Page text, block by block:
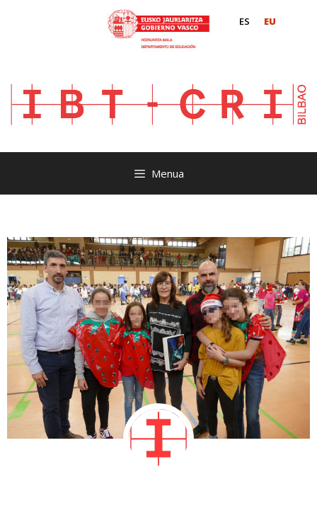
ES EU
Menua